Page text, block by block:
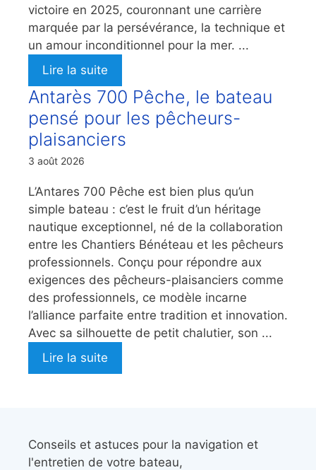
victoire en 2025, couronnant une carrière
marquée par la persévérance, la technique et
un amour inconditionnel pour la mer. ...
Lire la suite
Antarès 700 Pêche, le bateau
pensé pour les pêcheurs-
plaisanciers
3 août 2026
L’Antares 700 Pêche est bien plus qu’un
simple bateau : c’est le fruit d’un héritage
nautique exceptionnel, né de la collaboration
entre les Chantiers Bénéteau et les pêcheurs
professionnels. Conçu pour répondre aux
exigences des pêcheurs-plaisanciers comme
des professionnels, ce modèle incarne
l’alliance parfaite entre tradition et innovation.
Avec sa silhouette de petit chalutier, son ...
Lire la suite
Conseils et astuces pour la navigation et
l'entretien de votre bateau,